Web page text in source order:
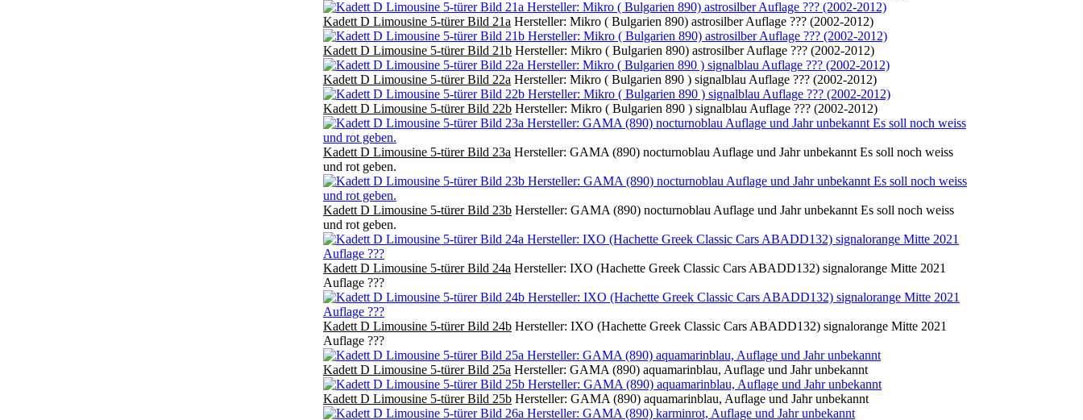
Kadett D Limousine 5-türer Bild 21a Hersteller: Mikro ( Bulgarien 890) astrosilber Auflage ??? (2002-2012)
Kadett D Limousine 5-türer Bild 21b Hersteller: Mikro ( Bulgarien 890) astrosilber Auflage ??? (2002-2012)
Kadett D Limousine 5-türer Bild 22a Hersteller: Mikro ( Bulgarien 890 ) signalblau Auflage ??? (2002-2012)
Kadett D Limousine 5-türer Bild 22b Hersteller: Mikro ( Bulgarien 890 ) signalblau Auflage ??? (2002-2012)
Kadett D Limousine 5-türer Bild 23a Hersteller: GAMA (890) nocturnoblau Auflage und Jahr unbekannt Es soll noch weiss
und rot geben.
Kadett D Limousine 5-türer Bild 23b Hersteller: GAMA (890) nocturnoblau Auflage und Jahr unbekannt Es soll noch weiss
und rot geben.
Kadett D Limousine 5-türer Bild 24a Hersteller: IXO (Hachette Greek Classic Cars ABADD132) signalorange Mitte 2021
Auflage ???
Kadett D Limousine 5-türer Bild 24b Hersteller: IXO (Hachette Greek Classic Cars ABADD132) signalorange Mitte 2021
Auflage ???
Kadett D Limousine 5-türer Bild 25a Hersteller: GAMA (890) aquamarinblau, Auflage und Jahr unbekannt
Kadett D Limousine 5-türer Bild 25b Hersteller: GAMA (890) aquamarinblau, Auflage und Jahr unbekannt